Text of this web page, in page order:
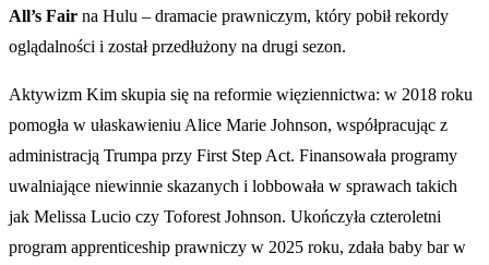
All’s Fair na Hulu – dramacie prawniczym, który pobił rekordy
oglądalności i został przedłużony na drugi sezon.
Aktywizm Kim skupia się na reformie więziennictwa: w 2018 roku
pomogła w ułaskawieniu Alice Marie Johnson, współpracując z
administracją Trumpa przy First Step Act. Finansowała programy
uwalniające niewinnie skazanych i lobbowała w sprawach takich
jak Melissa Lucio czy Toforest Johnson. Ukończyła czteroletni
program apprenticeship prawniczy w 2025 roku, zdała baby bar w